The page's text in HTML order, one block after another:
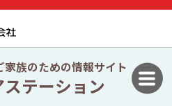
族のための情報サイト
テーション